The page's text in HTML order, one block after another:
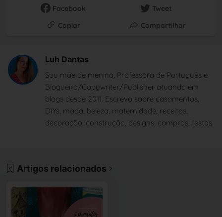
Facebook
Tweet
Copiar
Compartilhar
Luh Dantas
Sou mãe de menino, Professora de Português e
Blogueira/Copywriter/Publisher atuando em
blogs desde 2011. Escrevo sobre casamentos,
DIYs, moda, beleza, maternidade, receitas,
decoração, construção, designs, compras, festas.
Artigos relacionados